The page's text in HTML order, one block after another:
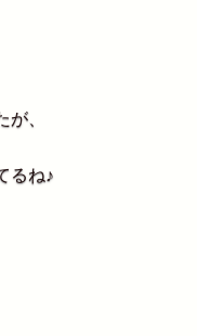
、
るね♪